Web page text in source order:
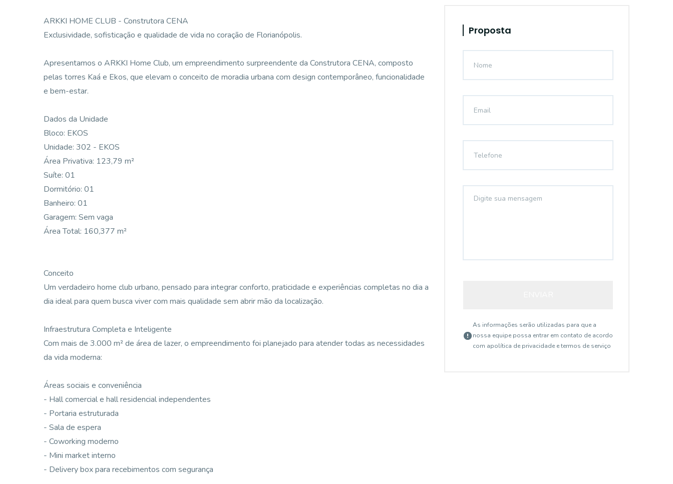
ARKKI HOME CLUB - Construtora CENA
Exclusividade, sofisticação e qualidade de vida no coração de Florianópolis.
Apresentamos o ARKKI Home Club, um empreendimento surpreendente da Construtora CENA, composto
pelas torres Kaá e Ekos, que elevam o conceito de moradia urbana com design contemporâneo, funcionalidade
e bem-estar.
Dados da Unidade
Bloco: EKOS
Unidade: 302 - EKOS
Área Privativa: 123,79 m²
Suíte: 01
Dormitório: 01
Banheiro: 01
Garagem: Sem vaga
Área Total: 160,377 m²
Conceito
Um verdadeiro home club urbano, pensado para integrar conforto, praticidade e experiências completas no dia a
dia ideal para quem busca viver com mais qualidade sem abrir mão da localização.
Infraestrutura Completa e Inteligente
Com mais de 3.000 m² de área de lazer, o empreendimento foi planejado para atender todas as necessidades
da vida moderna:
Áreas sociais e conveniência
- Hall comercial e hall residencial independentes
- Portaria estruturada
- Sala de espera
- Coworking moderno
- Mini market interno
- Delivery box para recebimentos com segurança
Proposta
As informações serão utilizadas para que a
nossa equipe possa entrar em contato de acordo
com apolítica de privacidade e termos de serviço